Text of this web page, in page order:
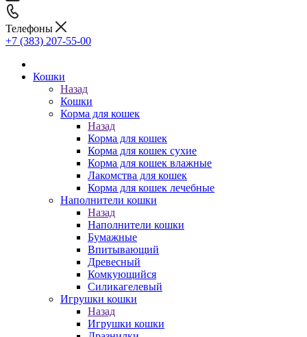
Телефоны
+7 (383) 207-55-00
Кошки
Назад
Кошки
Корма для кошек
Назад
Корма для кошек
Корма для кошек сухие
Корма для кошек влажные
Лакомства для кошек
Корма для кошек лечебные
Наполнители кошки
Назад
Наполнители кошки
Бумажные
Впитывающий
Древесный
Комкующийся
Силикагелевый
Игрушки кошки
Назад
Игрушки кошки